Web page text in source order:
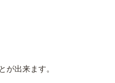
出来ます。